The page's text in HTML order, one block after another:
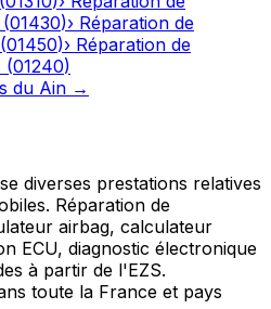
(01430)› Réparation de
(01450)› Réparation de
(01240)
du Ain →
diverses prestations relatives
Réparation de
airbag, calculateur
ECU, diagnostic électronique
à partir de l'EZS.
toute la France et pays